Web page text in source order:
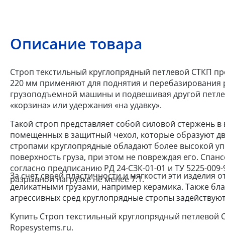
Описание товара
Строп текстильный круглопрядный петлевой СТКП
220 мм применяют для поднятия и
грузоподъемной машины и подвешивая другой
«корзина» или удержания «на удавку».
Такой строп представляет собой силовой стержень
помещенных в защитный чехол, которые образуют
стропами круглопрядные обладают более высокой
поверхность груза, при этом не повреждая его.
согласно предписанию РД 24-СЗК-01-01 и ТУ 5225-
разрывной нагрузке не менее 7:1.
За счет своей пластичности и мягкости эти
деликатными грузами, например керамика. Также
агрессивных сред круглопрядные стропы
Купить Строп текстильный круглопрядный
Ropesystems.ru.